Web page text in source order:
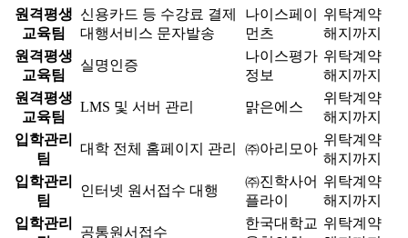
원격평생
교육팀
신용카드 등 수강료 결제
대행서비스 문자발송
나이스페이
먼츠
위탁계약
해지까지
원격평생
교육팀
실명인증
나이스평가
정보
위탁계약
해지까지
원격평생
교육팀
LMS 및 서버 관리 맑은에스
위탁계약
해지까지
입학관리
팀
대학 전체 홈페이지 관리 ㈜아리모아
위탁계약
해지까지
입학관리
팀
인터넷 원서접수 대행
㈜진학사어
플라이
위탁계약
해지까지
입학관리
공통원서접수
한국대학교 위탁계약